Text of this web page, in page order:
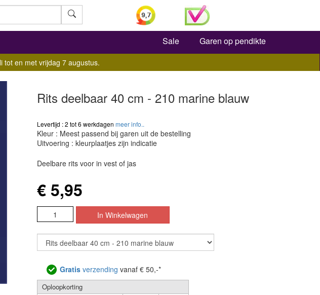
Zoeken
Sale Garen op pendikte
tot en met vrijdag 7 augustus.
Rits deelbaar 40 cm - 210 marine blauw
Levertijd : 2 tot 6 werkdagen meer info..
Kleur : Meest passend bij garen uit de bestelling
Uitvoering : kleurplaatjes zijn indicatie
Deelbare rits voor in vest of jas
€ 5,95
Gratisverzending vanaf € 50,-*
Oploopkorting